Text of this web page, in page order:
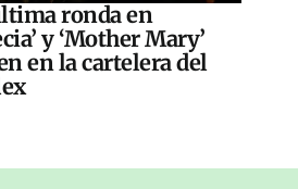
ronda en
y ‘Mother Mary’
en la cartelera del